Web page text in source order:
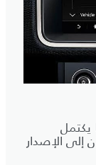
يكتمل
إلى الإصدار